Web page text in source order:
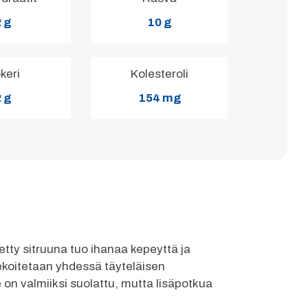
g
10 g
g
Kolesteroli
154 mg
sitruuna tuo ihanaa kepeyttä ja
yhdessä täyteläisen
valmiiksi suolattu, mutta lisäpotkua